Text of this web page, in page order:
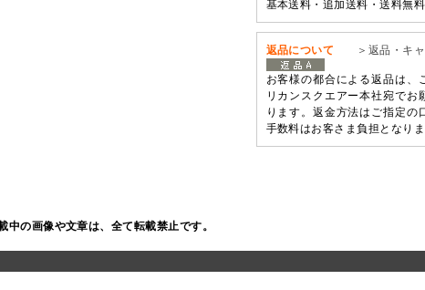
基本送料・追加送料・送料無料
返品について ＞返品・キ
お客様の都合による返品は、
リカンスクエアー本社宛でお
ります。返金方法はご指定の
手数料はお客さま負担となりま
中の画像や文章は、全て転載禁止です。